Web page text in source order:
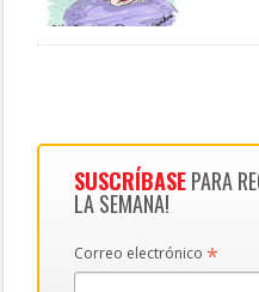
SUSCRÍBASEPARA
LA SEMANA!
Correo electrónico *